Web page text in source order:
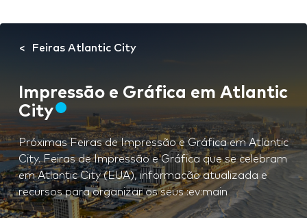
Feiras Atlantic City
Impressão e Gráfica em Atlantic
City
Próximas Feiras de Impressão e Gráfica em Atlantic
City. Feiras de Impressão e Gráfica que se celebram
em Atlantic City (EUA), informação atualizada e
recursos para organizar os seus :ev:main